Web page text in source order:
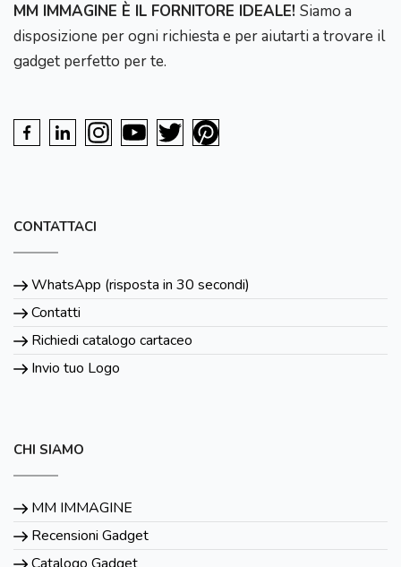
MM IMMAGINE È IL FORNITORE IDEALE! Siamo a
disposizione per ogni richiesta e per aiutarti a trovare il
gadget perfetto per te.
CONTATTACI
WhatsApp (risposta in 30 secondi)
Contatti
Richiedi catalogo cartaceo
Invio tuo Logo
CHI SIAMO
MM IMMAGINE
Recensioni Gadget